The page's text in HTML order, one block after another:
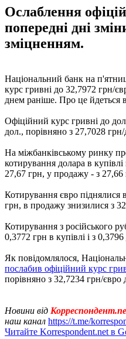
Ослаблення
попередні дні
зміцненням.
Національний банк на
курс гривні до 32,7972 грн/
днем ​​раніше. Про це йдеться
Офіційний курс гривні до
дол., порівняно з 27,7028
На міжбанківському ринку
котирування долара в
27,67 грн, у продажу - з 27,66
Котирування євро піднялися
грн, в продажу знизилися з
Котирування з російського
0,3772 грн в купівлі і з
Як повідомлялося,
послабив офіційний курс
порівняно з 32,7234 грн/євро
Новини від
наш канал https://t.me/
Читайте Korrespondent.net в